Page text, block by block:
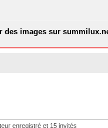
des images sur
enregistré et 15 invités